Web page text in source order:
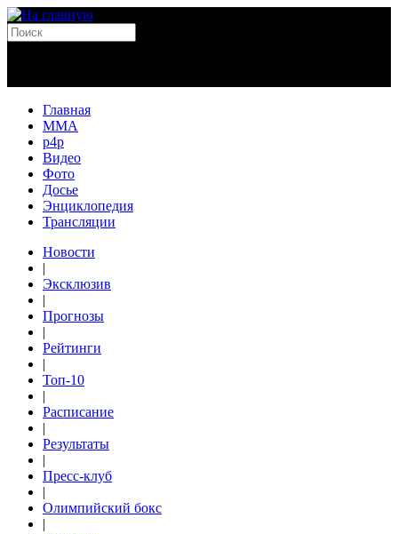
Главная
MMA
p4p
Видео
Фото
Досье
Энциклопедия
Трансляции
Новости
|
Эксклюзив
|
Прогнозы
|
Рейтинги
|
Топ-10
|
Расписание
|
Результаты
|
Пресс-клуб
|
Олимпийский бокс
|